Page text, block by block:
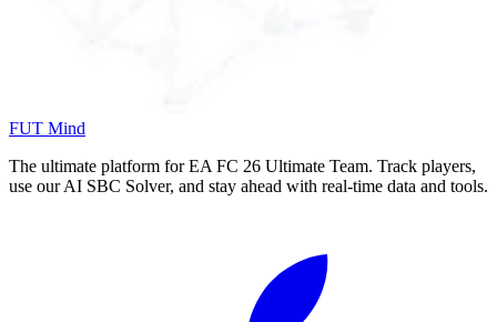
FUT Mind
The ultimate platform for EA FC 26 Ultimate Team. Track players,
use our AI SBC Solver, and stay ahead with real-time data and tools.